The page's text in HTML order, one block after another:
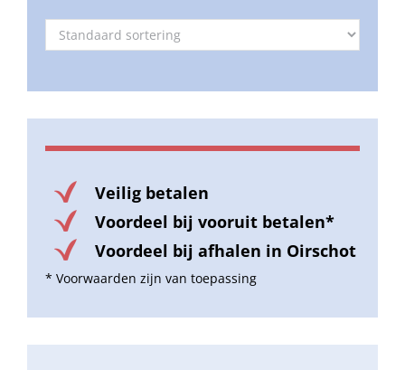
Veilig betalen
Voordeel bij vooruit betalen*
Voordeel bij afhalen in Oirschot
* Voorwaarden zijn van toepassing